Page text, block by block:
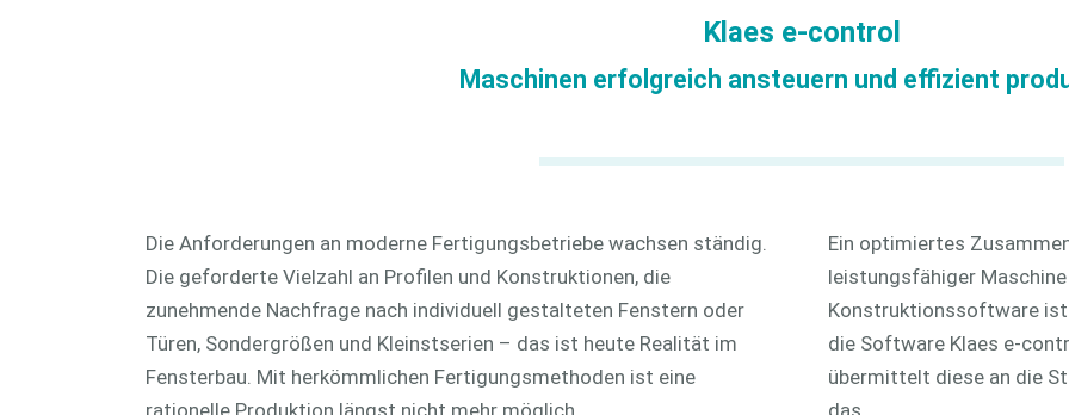
CAD plus
openTRANS
Klaes e-control
Maschinen erfolgreich ansteuern und effizient
Die Anforderungen an moderne Fertigungsbetriebe wachsen ständig.
Die geforderte Vielzahl an Profilen und Konstruktionen, die
zunehmende Nachfrage nach individuell gestalteten Fenstern oder
Türen, Sondergrößen und Kleinstserien – das ist heute Realität im
Fensterbau. Mit herkömmlichen Fertigungsmethoden ist eine
Ein optimiertes
leistungsfähiger
Konstruktionssoftware ist
die Software Klaes e-
übermittelt diese an die